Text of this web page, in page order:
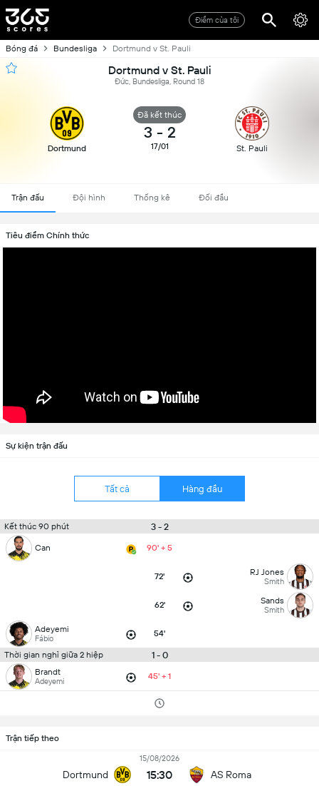
Điểm của tôi
Bóng đá Bundesliga Dortmund v St. Pauli
Dortmund v St. Pauli
Đức, Bundesliga, Round 18
Dortmund
Đã kết thúc
3 - 2
17/01 St. Pauli
Trận đấu Đội hình Thống kê Đối đầu
Tiêu điểm Chính thức
Sự kiện trận đấu
Tất cả Hàng đầu
Kết thúc 90 phút 3 - 2
Can 90' + 5
72' RJ Jones
Smith
62' Sands
Smith
Adeyemi
Fábio 54'
Thời gian nghỉ giữa 2 hiệp 1 - 0
Brandt
Adeyemi 45' + 1
Trận tiếp theo
Dortmund
15/08/2026
15:30 AS Roma